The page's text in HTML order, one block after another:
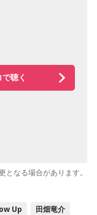
聴く
なる場合があります。
Up
田畑竜介